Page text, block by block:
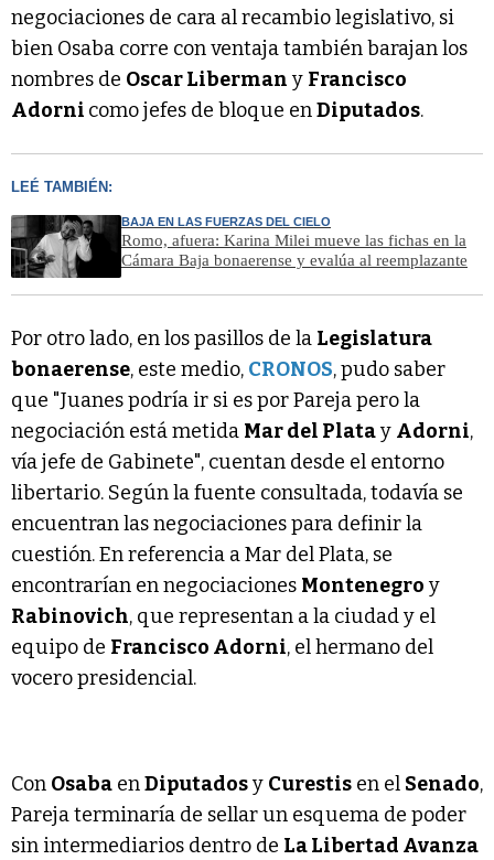
negociaciones de cara al recambio legislativo, si
bien Osaba corre con ventaja también barajan los
nombres de Oscar Liberman y Francisco
Adorni como jefes de bloque enDiputados.
LEÉ TAMBIÉN:
BAJA EN LAS FUERZAS DEL CIELO
Romo, afuera: Karina Milei mueve las fichas en la
Cámara Baja bonaerense y evalúa al reemplazante
Por otro lado, en los pasillos de la Legislatura
bonaerense, este medio, CRONOS, pudo saber
que "Juanes podría ir si es por Pareja pero la
negociación está metida Mar del Platay Adorni,
vía jefe de Gabinete", cuentan desde el entorno
libertario. Según la fuente consultada, todavía se
encuentran las negociaciones para definir la
cuestión. En referencia a Mar del Plata, se
encontrarían en negociaciones Montenegro y
Rabinovich, que representan a la ciudad y el
equipo de Francisco Adorni, el hermano del
vocero presidencial.
Con Osaba enDiputadosy Curestis en el Senado,
Pareja terminaría de sellar un esquema de poder
sin intermediarios dentro de La Libertad Avanza